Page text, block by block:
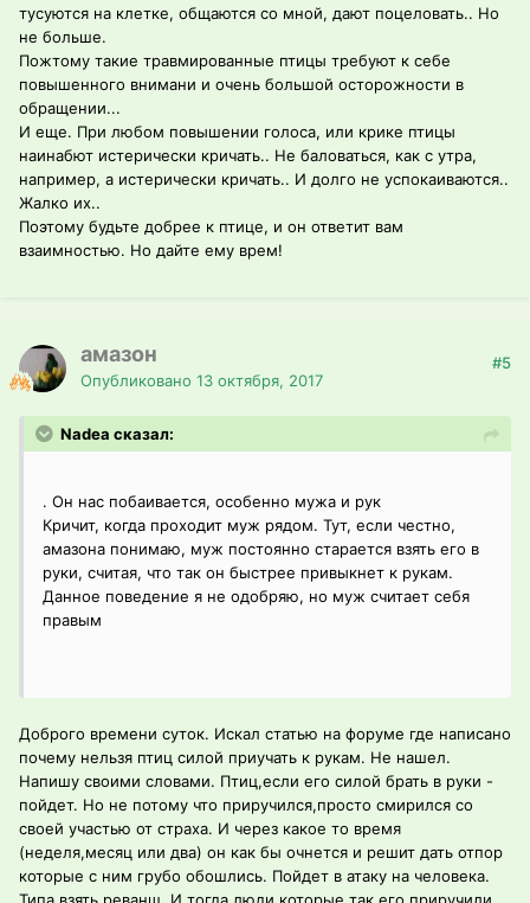
тусуются на клетке, общаются со мной, дают поцеловать.. Но
не больше.
Пожтому такие травмированные птицы требуют к себе
повышенного внимани и очень большой осторожности в
обращении...
И еще. При любом повышении голоса, или крике птицы
наинабют истерически кричать.. Не баловаться, как с утра,
например, а истерически кричать.. И долго не успокаиваются..
Жалко их..
Поэтому будьте добрее к птице, и он ответит вам
взаимностью. Но дайте ему врем!
амазон
Опубликовано 13 октября, 2017
#5
Nadea сказал:
. Он нас побаивается, особенно мужа и рук
Кричит, когда проходит муж рядом. Тут, если честно,
амазона понимаю, муж постоянно старается взять его в
руки, считая, что так он быстрее привыкнет к рукам.
Данное поведение я не одобряю, но муж считает себя
правым
Доброго времени суток. Искал статью на форуме где написано
почему нельзя птиц силой приучать к рукам. Не нашел.
Напишу своими словами. Птиц,если его силой брать в руки -
пойдет. Но не потому что приручился,просто смирился со
своей участью от страха. И через какое то время
(неделя,месяц или два) он как бы очнется и решит дать отпор
которые с ним грубо обошлись. Пойдет в атаку на человека.